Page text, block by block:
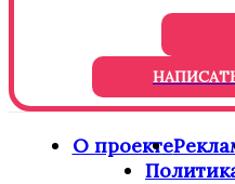
О проекте